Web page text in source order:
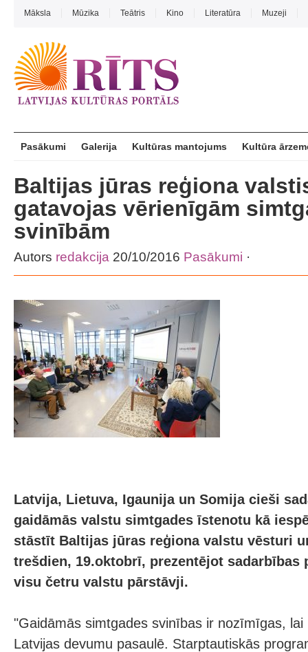
Māksla Mūzika Teātris Kino Literatūra Muzeji
Pasākumi Galerija Kultūras mantojums Kultūra
Baltijas jūras reģiona
gatavojas vērienīgām
svinībām
Autors redakcija 20/10/2016 Pasākumi ·
Latvija, Lietuva, Igaunija un Somija cieši
gaidāmās valstu simtgades īstenotu kā
stāstīt Baltijas jūras reģiona valstu vēsturi
trešdien, 19.oktobrī, prezentējot sadarbības
visu četru valstu pārstāvji.
"Gaidāmās simtgades svinības ir nozīmīgas,
Latvijas devumu pasaulē. Starptautiskās